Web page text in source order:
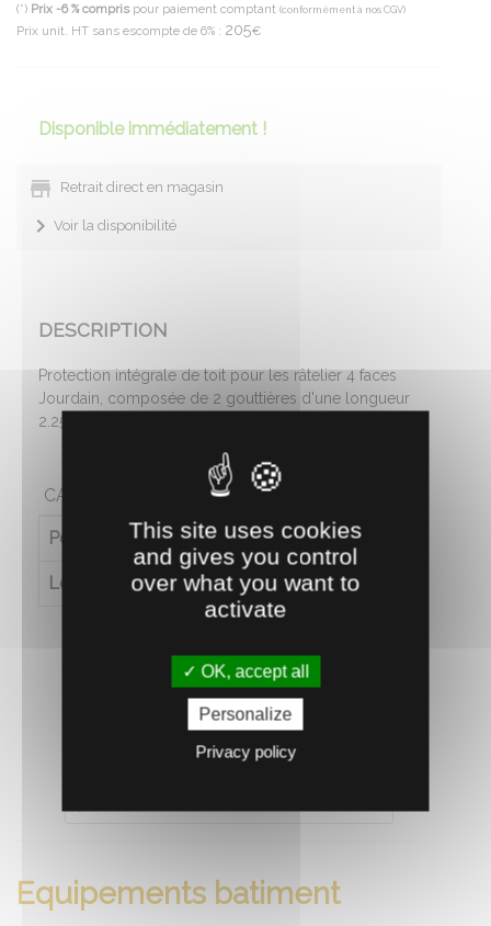
(*) Prix -6 % compris pour paiement comptant (conformément à nos CGV)
Prix unit. HT sans escompte de 6% : 205€
Disponible immédiatement !
Retrait direct en magasin
Voir la disponibilité
DESCRIPTION
Protection intégrale de toit pour les râtelier 4 faces
Jourdain, composée de 2 gouttières d'une longueur
2.25 m et de 2 protections intégrales.
CARACTÉRISTIQUES
Poids (en kg) 24
Longueur (en cm) 225
Equipements batiment
This site uses cookies
and gives you control
over what you want to
activate
OK, accept all
Personalize
Privacy policy